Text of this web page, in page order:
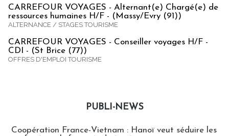
CARREFOUR VOYAGES - Alternant(e) Chargé(e) de
ressources humaines H/F - (Massy/Evry (91))
ALTERNANCE / STAGES TOURISME
CARREFOUR VOYAGES - Conseiller voyages H/F -
CDI - (St Brice (77))
OFFRES D'EMPLOI TOURISME
PUBLI-NEWS
Coopération France-Vietnam : Hanoï veut séduire les